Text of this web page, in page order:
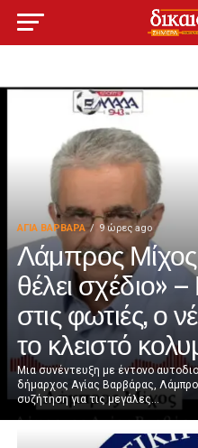
ΑΓΙΑ ΒΑΡΒΑΡΑ 9 ώρες ago
Λάμπρος
θέλει σχέδιο»
στις φωτιές, ο
το κλειστό
Μια συνέντευξη με έντονο
δήμαρχος Αγίας Βαρβάρας,
συζήτηση για τις μεγάλες...